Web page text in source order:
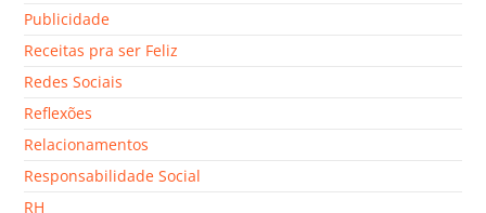
Publicidade
Receitas pra ser Feliz
Redes Sociais
Reflexões
Relacionamentos
Responsabilidade Social
RH